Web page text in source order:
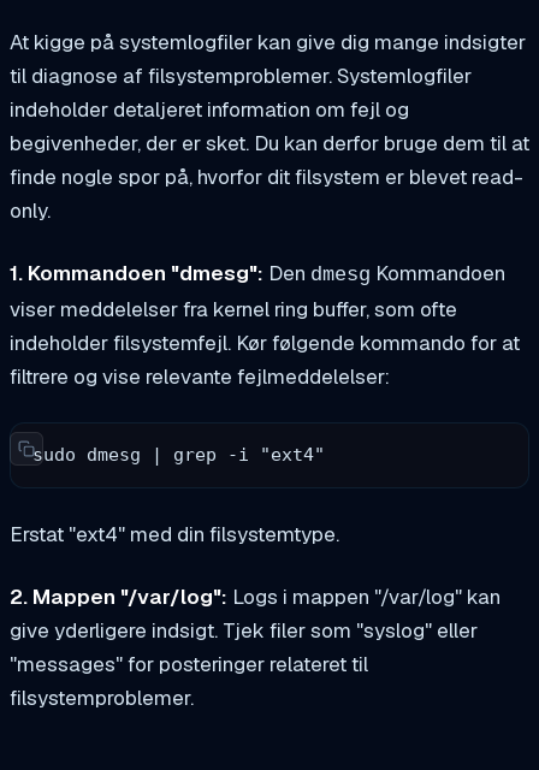
At kigge på systemlogfiler kan give dig mange indsigter
til diagnose af filsystemproblemer. Systemlogfiler
indeholder detaljeret information om fejl og
begivenheder, der er sket. Du kan derfor bruge dem til at
finde nogle spor på, hvorfor dit filsystem er blevet read-
only.
1. Kommandoen "dmesg": Den dmesg Kommandoen
viser meddelelser fra kernel ring buffer, som ofte
indeholder filsystemfejl. Kør følgende kommando for at
filtrere og vise relevante fejlmeddelelser:
sudo dmesg | grep -i "ext4"
Erstat "ext4" med din filsystemtype.
2. Mappen "/var/log": Logs i mappen "/var/log" kan
give yderligere indsigt. Tjek filer som "syslog" eller
"messages" for posteringer relateret til
filsystemproblemer.